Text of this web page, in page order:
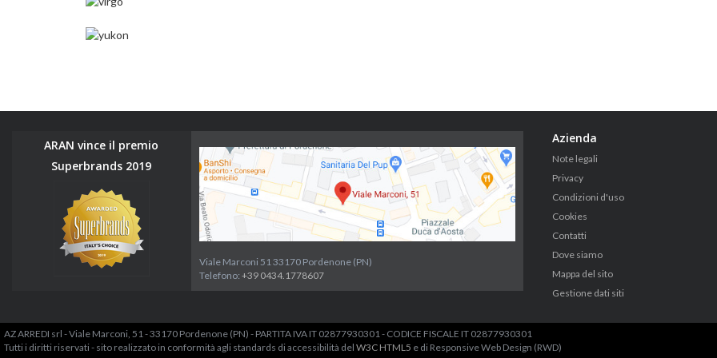
ARAN vince il premio
Superbrands 2019
Viale Marconi 51 33170 Pordenone (PN)
Telefono: +39 0434.1778607
Azienda
Note legali
Privacy
Condizioni d'uso
Cookies
Contatti
Dove siamo
Mappa del sito
Gestione dati siti
AZ ARREDI srl - Viale Marconi, 51 - 33170 Pordenone (PN) - PARTITA IVA IT 02877930301 - CODICE FISCALE IT 02877930301
Tutti i diritti riservati - sito realizzato in conformità agli standards di accessibilità del W3C HTML5 e di Responsive Web Design (RWD)